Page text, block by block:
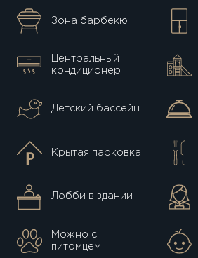
Зона барбекю
Центральный
кондиционер
Детский бассейн
Крытая парковка
Лобби в здании
Можно с
питомцем